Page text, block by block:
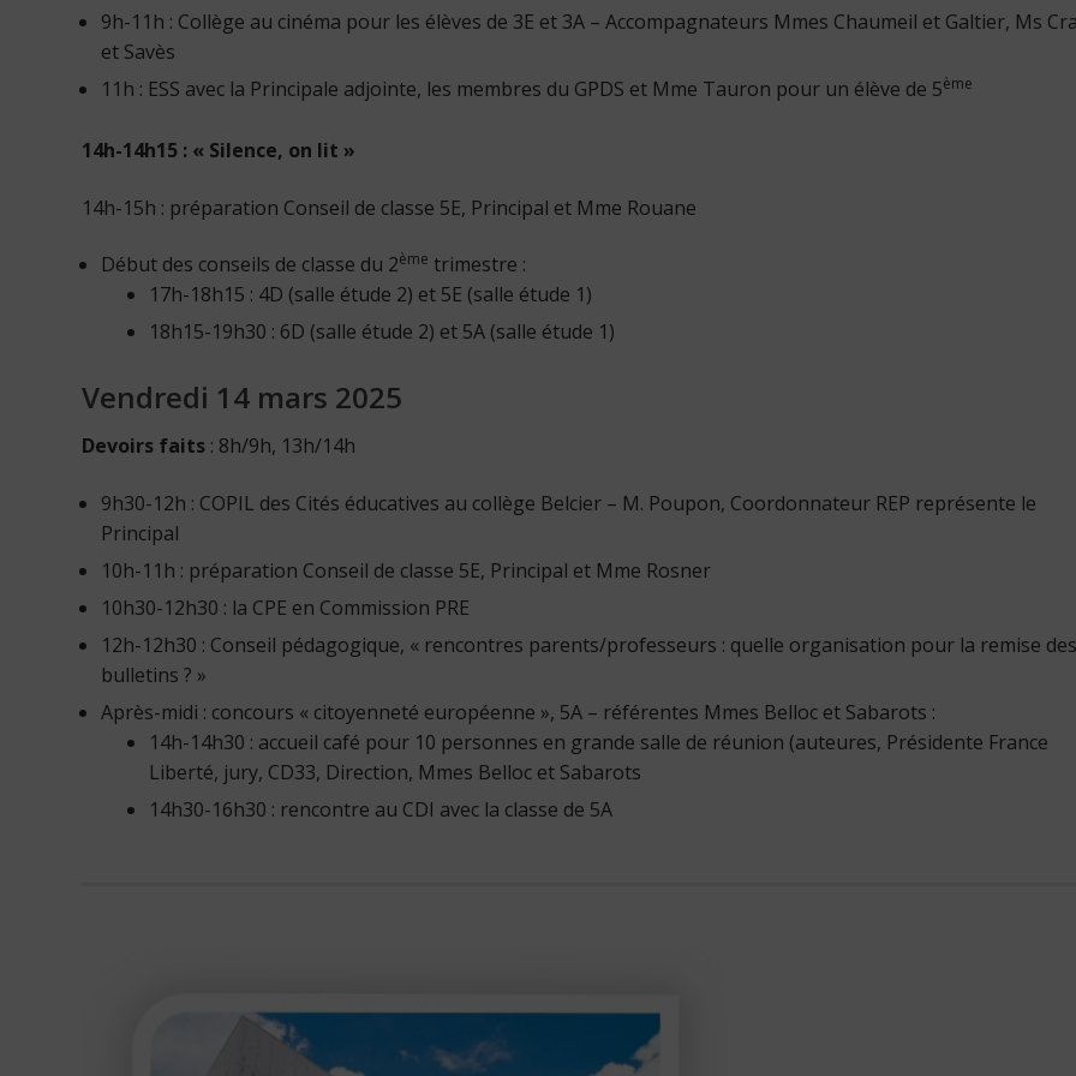
9h-11h : Collège au cinéma pour les élèves de 3E et 3A – Accompagnateurs Mmes Chaumeil et Galtier, Ms
et Savès
11h : ESS avec la Principale adjointe, les membres du GPDS et Mme Tauron pour un élève de 5ème
14h-14h15 : « Silence, on lit »
14h-15h : préparation Conseil de classe 5E, Principal et Mme Rouane
Début des conseils de classe du 2ème trimestre :
17h-18h15 : 4D (salle étude 2) et 5E (salle étude 1)
18h15-19h30 : 6D (salle étude 2) et 5A (salle étude 1)
Vendredi 14 mars 2025
Devoirs faits : 8h/9h, 13h/14h
9h30-12h : COPIL des Cités éducatives au collège Belcier – M. Poupon, Coordonnateur REP représente le
Principal
10h-11h : préparation Conseil de classe 5E, Principal et Mme Rosner
10h30-12h30 : la CPE en Commission PRE
12h-12h30 : Conseil pédagogique, « rencontres parents/professeurs : quelle organisation pour la remise des
bulletins ? »
Après-midi : concours « citoyenneté européenne », 5A – référentes Mmes Belloc et Sabarots :
14h-14h30 : accueil café pour 10 personnes en grande salle de réunion (auteures, Présidente France
Liberté, jury, CD33, Direction, Mmes Belloc et Sabarots
14h30-16h30 : rencontre au CDI avec la classe de 5A